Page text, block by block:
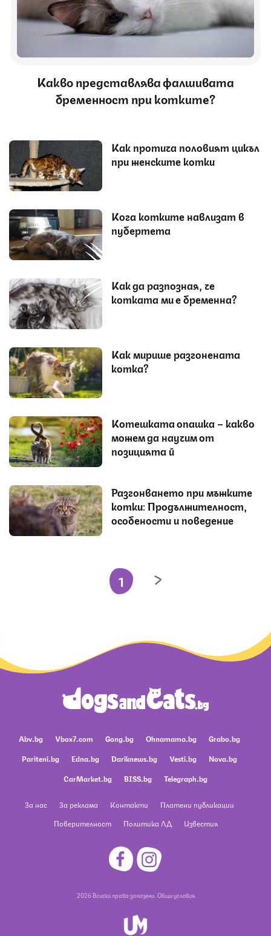
Какво представлява фалшивата
бременност при котките?
Как протича половият цикъл
при женските котки
Кога котките навлизат в
пубертета
Как да разпозная, че
котката ми е бременна?
Как мирише разгонената
котка?
Котешката опашка – какво
можем да научим от
позицията й
Разгонването при мъжките
котки: Продължителност,
особености и поведение
1
Abv.bg Vbox7.com Gong.bg Ohnamama.bg
Grabo.bg
Pariteni.bg
Edna.bg Dariknews.bg Vesti.bg
Nova.bg
CarMarket.bg
BISS.bg Telegraph.bg
За нас За реклама Контакти
Платени публикации
Поверителност
Политика ЛД Известия
2026 Всички права запазени. Общи условия